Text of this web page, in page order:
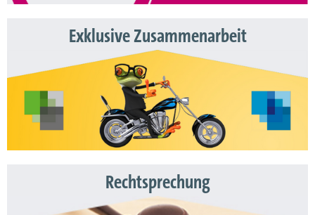
Exklusive Zusammenarbeit
Rechtsprechung